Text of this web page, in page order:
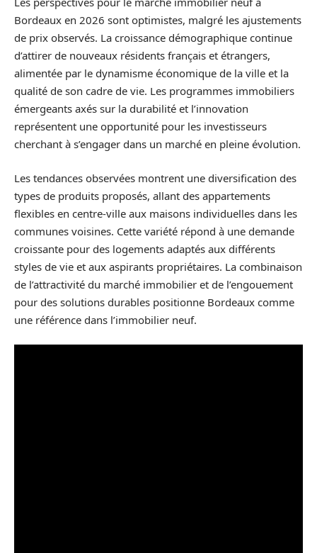
Bordeaux en 2026 sont optimistes, malgré les ajustements
de prix observés. La croissance démographique continue
d’attirer de nouveaux résidents français et étrangers,
alimentée par le dynamisme économique de la ville et la
qualité de son cadre de vie. Les programmes immobiliers
émergeants axés sur la durabilité et l’innovation
représentent une opportunité pour les investisseurs
cherchant à s’engager dans un marché en pleine évolution.
Les tendances observées montrent une diversification des
types de produits proposés, allant des appartements
flexibles en centre-ville aux maisons individuelles dans les
communes voisines. Cette variété répond à une demande
croissante pour des logements adaptés aux différents
styles de vie et aux aspirants propriétaires. La combinaison
de l’attractivité du marché immobilier et de l’engouement
pour des solutions durables positionne Bordeaux comme
une référence dans l’immobilier neuf.